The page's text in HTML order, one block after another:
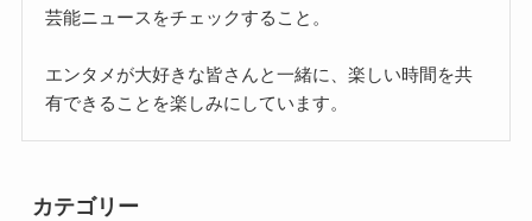
芸能ニュースをチェックすること。
エンタメが大好きな皆さんと一緒に、楽しい時間を共
有できることを楽しみにしています。
カテゴリー